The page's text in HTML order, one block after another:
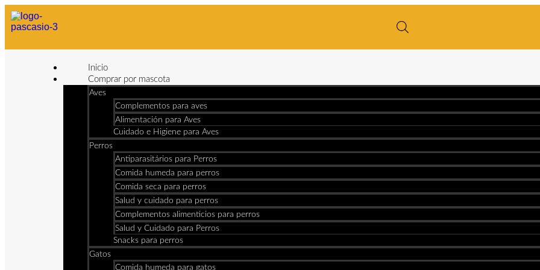
Inicio
Comprar por mascota
Aves
Complementos para aves
Alimentación para Aves
Cuidado e Higiene para Aves
Perros
Antiparasitários para Perros
Comida humeda para perros
Comida seca para perros
Salud y cuidado para perros
Complementos alimenticios para perros
Salud y Cuidado para Perros
Snacks para perros
Gatos
Comida humeda para gatos